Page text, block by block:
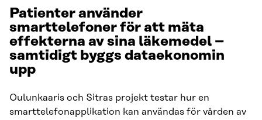
Patienter använder
smarttelefoner för att mäta
effekterna av sina läkemedel –
samtidigt byggs dataekonomin
upp
Oulunkaaris och Sitras projekt testar hur en
smarttelefonapplikation kan användas för vården av